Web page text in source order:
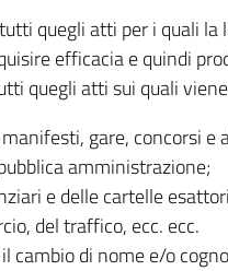
quegli atti per i quali
efficacia e quindi
quegli atti sui quali
gare, concorsi
amministrazione;
e delle cartelle
del traffico, ecc. ecc.
cambio di nome e/o